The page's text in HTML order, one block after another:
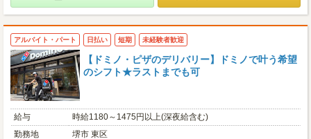
アルバイト・パート 日払い 短期 未経験者歓迎
【ドミノ・ピザのデリバリー】ドミノで叶う希望
のシフト★ラストまでも可
給与
時給1180～1475円以上(深夜給含む)
勤務地
堺市 東区